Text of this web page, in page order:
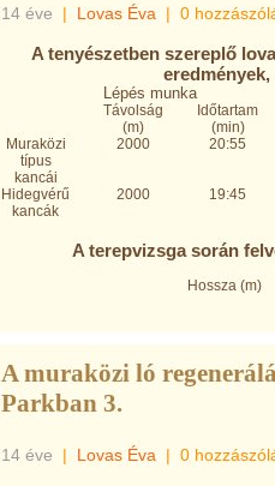
14 éve | Lovas Éva | 0
A tenyészetben szereplő
Lépés munka
Távolság
(m)
Időtartam
(min)
Muraközi
típus
kancái
2000 20:55
Hidegvérű
kancák
2000 19:45
A terepvizsga során
Hossza (m)
A muraközi ló
Parkban 3.
14 éve | Lovas Éva | 0